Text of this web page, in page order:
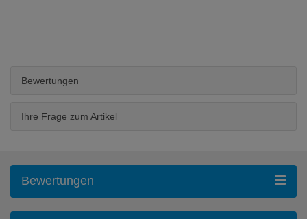
Bewertungen
Ihre Frage zum Artikel
Bewertungen